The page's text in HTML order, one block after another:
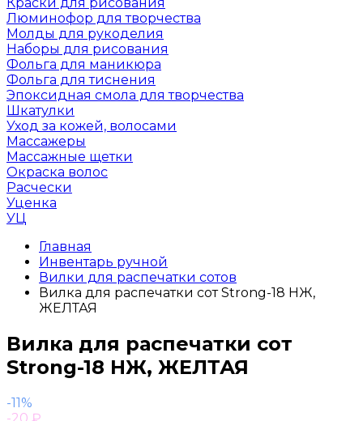
Люминофор для творчества
Молды для рукоделия
Наборы для рисования
Фольга для маникюра
Фольга для тиснения
Эпоксидная смола для творчества
Шкатулки
Уход за кожей, волосами
Массажеры
Массажные щетки
Окраска волос
Расчески
Уценка
УЦ
Главная
Инвентарь ручной
Вилки для распечатки сотов
Вилка для распечатки сот Strong-18 НЖ,
ЖЕЛТАЯ
Вилка для распечатки сот
Strong-18 НЖ, ЖЕЛТАЯ
-11%